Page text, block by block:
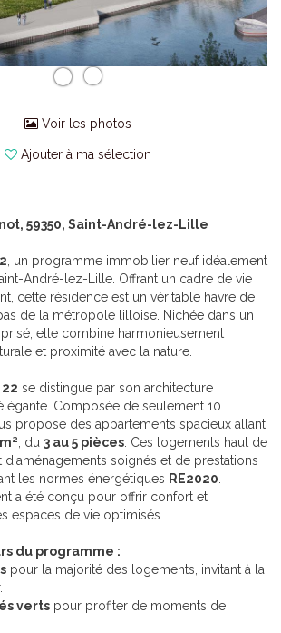
Voir les photos
Ajouter à ma sélection
59350, Saint-André-lez-Lille
, un programme immobilier neuf idéalement
André-lez-Lille. Offrant un cadre de vie
cette résidence est un véritable havre de
de la métropole lilloise. Nichée dans un
elle combine harmonieusement
et proximité avec la nature.
22 se distingue par son architecture
Composée de seulement 10
propose des appartements spacieux allant
, du 3 au 5 pièces. Ces logements haut de
d'aménagements soignés et de prestations
les normes énergétiques RE2020.
a été conçu pour offrir confort et
espaces de vie optimisés.
du programme :
pour la majorité des logements, invitant à la
verts pour profiter de moments de